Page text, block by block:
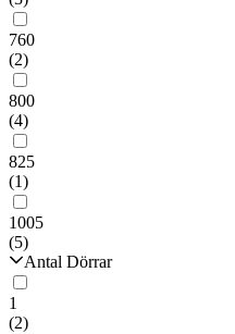
760
(2)
800
(4)
825
(1)
1005
(5)
Antal Dörrar
1
(2)